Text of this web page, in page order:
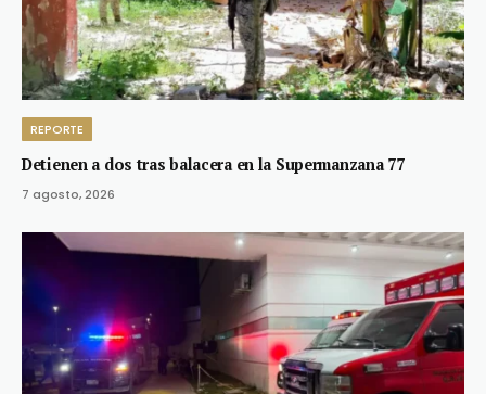
REPORTE
Detienen a dos tras balacera en la Supermanzana 77
7 agosto, 2026